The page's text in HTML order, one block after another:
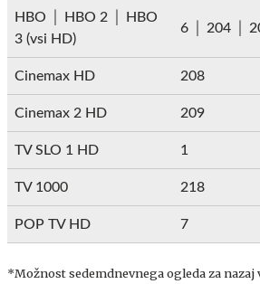
HBO │ HBO 2 │ HBO
3 (vsi HD)
6 │ 204 │
Cinemax HD 208
Cinemax 2 HD 209
TV SLO 1 HD 1
TV 1000 218
POP TV HD 7
*Možnost sedemdnevnega ogleda za nazaj